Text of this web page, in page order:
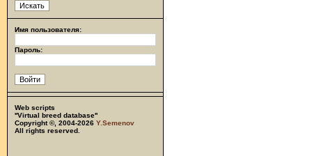
Имя пользователя:
Пароль:
Web scripts
''Virtual breed database''
Copyright ©, 2004-2026 Y.Semenov
All rights reserved.